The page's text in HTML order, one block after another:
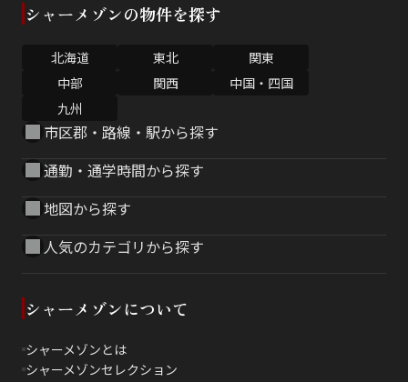
シャーメゾンの物件を探す
北海道 東北
関東
中部
関西
中国・四国
九州
市区郡・路線・駅から探す
通勤・通学時間から探す
地図から探す
人気のカテゴリから探す
シャーメゾンについて
シャーメゾンとは
シャーメゾンセレクション